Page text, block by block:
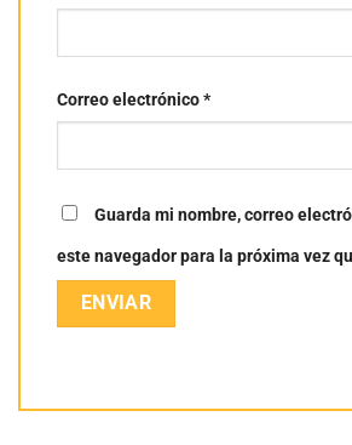
Correo electrónico*
Guarda mi nombre, correo
este navegador para la próxima vez